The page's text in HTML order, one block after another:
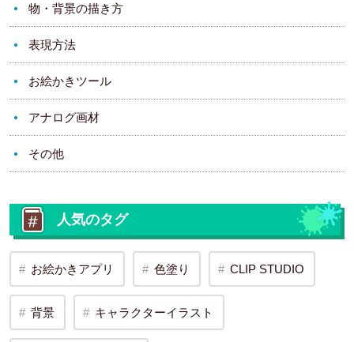
物・背景の描き方
表現方法
お絵かきツール
アナログ画材
その他
人気のタグ
お絵かきアプリ 色塗り CLIP STUDIO
背景 キャラクターイラスト